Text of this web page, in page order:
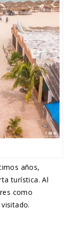
años,
turística. Al
como